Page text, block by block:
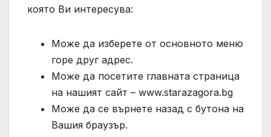
която Ви интересува:
Може да изберете от основното меню
горе друг адрес.
Може да посетите главната страница
на нашият сайт – www.starazagora.bg
Може да се върнете назад с бутона на
Вашия браузър.